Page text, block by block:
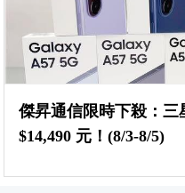
傑昇通信限時下殺：三
$14,490 元！(8/3-8/5)